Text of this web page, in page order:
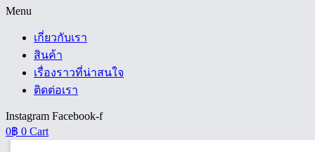
Menu
เกี่ยวกับเรา
สินค้า
เรื่องราวที่น่าสนใจ
ติดต่อเรา
Instagram Facebook-f
0฿ 0 Cart